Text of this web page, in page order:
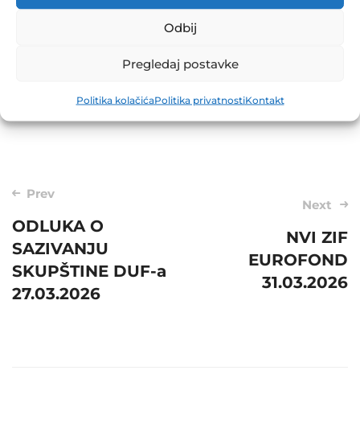
Odbij
Pregledaj postavke
Politika kolačićaPolitika privatnostiKontakt
Post
navigation
Prev
ODLUKA O
SAZIVANJU
SKUPŠTINE DUF-a
27.03.2026
Next
NVI ZIF
EUROFOND
31.03.2026